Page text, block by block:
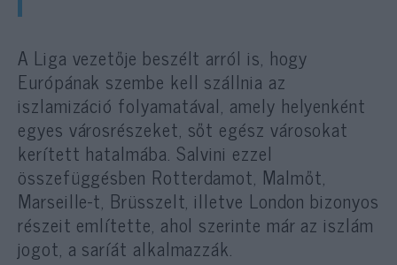
A Liga vezetője beszélt arról is, hogy
Európának szembe kell szállnia az
iszlamizáció folyamatával, amely helyenként
egyes városrészeket, sőt egész városokat
kerített hatalmába. Salvini ezzel
összefüggésben Rotterdamot, Malmőt,
Marseille-t, Brüsszelt, illetve London bizonyos
részeit említette, ahol szerinte már az iszlám
jogot, a saríát alkalmazzák.